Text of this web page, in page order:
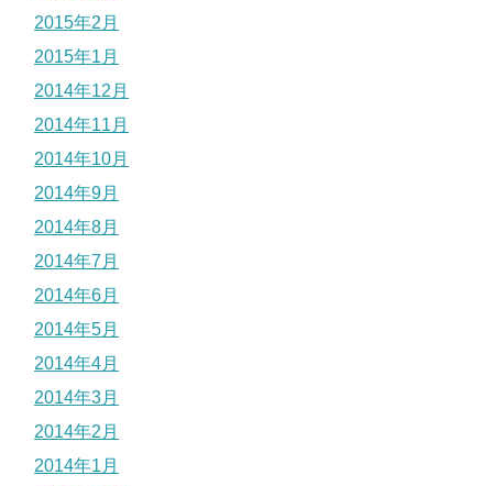
2015年2月
2015年1月
2014年12月
2014年11月
2014年10月
2014年9月
2014年8月
2014年7月
2014年6月
2014年5月
2014年4月
2014年3月
2014年2月
2014年1月